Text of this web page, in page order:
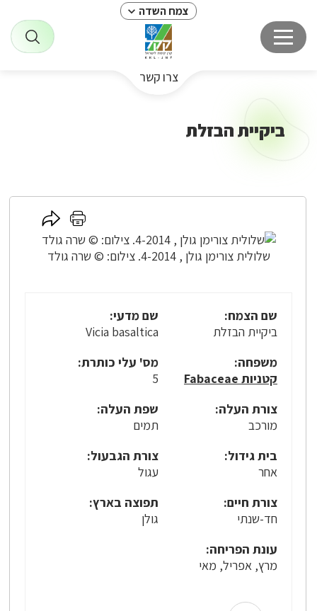
צמח השדה
צרו קשר
ביקיית הבזלת
שלולית צורימן גולן , 4-2014. צילום: © שרה גולד
לחץ
כאן
להדפסה
לחץ
כאן
לשיתוף
שם הצמח:
ביקיית הבזלת
שם מדעי:
Vicia basaltica
משפחה:
קטניות Fabaceae
מס' עלי כותרת:
5
צורת העלה:
מורכב
שפת העלה:
תמים
בית גידול:
אחר
צורת הגבעול:
עגול
צורת חיים:
חד-שנתי
תפוצה בארץ:
גולן
עונת הפריחה:
מרץ, אפריל, מאי